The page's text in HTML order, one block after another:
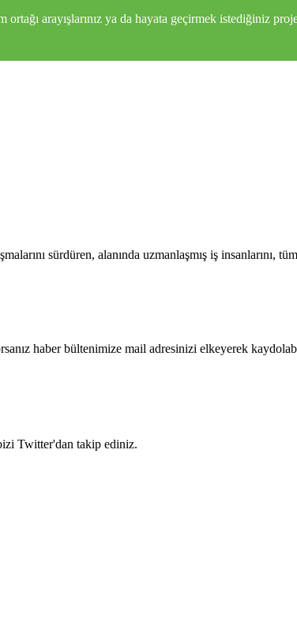
arayışlarınız ya da hayata geçirmek istediğiniz
sürdüren, alanında uzmanlaşmış iş insanlarını,
haber bültenimize mail adresinizi elkeyerek
Twitter'dan takip ediniz.